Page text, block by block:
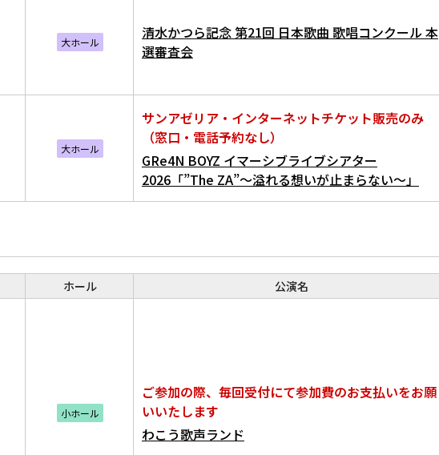
清水かつら記念 第21回 日本歌曲 歌唱コンクール 本
選審査会
大ホール
サンアゼリア・インターネットチケット販売のみ
（窓口・電話予約なし）
GRe4N BOYZ イマーシブライブシアター
2026「”The ZA”～溢れる想いが止まらない～」
大ホール
ホール 公演名
ご参加の際、毎回受付にて参加費のお支払いをお願
いいたします
わこう歌声ランド
小ホール